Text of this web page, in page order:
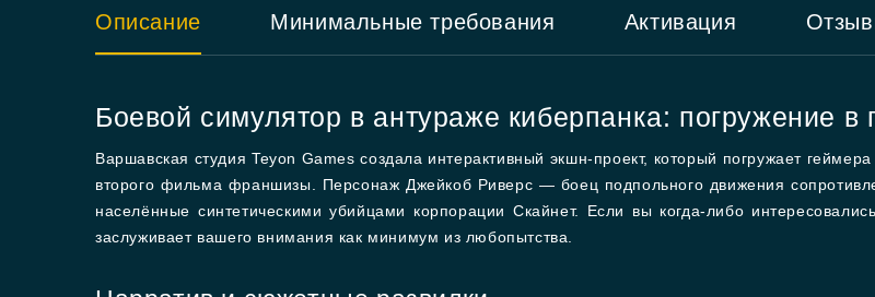
Описание Минимальные требования Активация
Боевой симулятор в антураже киберпанка: погружение в
Варшавская студия Teyon Games создала интерактивный экшн-проект, который погружает
второго фильма франшизы. Персонаж Джейкоб Риверс — боец подпольного движения
населённые синтетическими убийцами корпорации Скайнет. Если вы когда-либо
заслуживает вашего внимания как минимум из любопытства.